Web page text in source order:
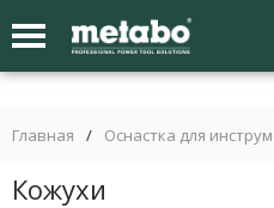
Главная / Оснастка для
Кожухи